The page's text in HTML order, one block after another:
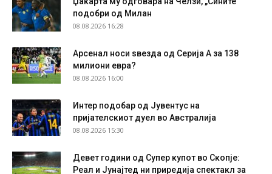
подобри од Милан
08.08.2026 16:28
Арсенал носи ѕвезда од Серија А за 138
милиони евра?
08.08.2026 16:00
Интер подобар од Јувентус на
пријателскиот дуел во Австралија
08.08.2026 15:30
Девет години од Супер купот во Скопје:
Реал и Јунајтед ни приредија спектакл за